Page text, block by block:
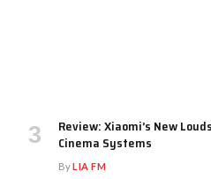
Review: Xiaomi’s New
Cinema Systems
ByLIA FM